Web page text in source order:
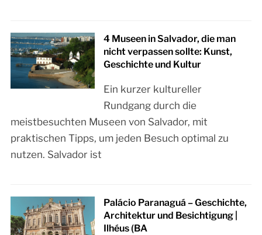
4 Museen in Salvador, die man
nicht verpassen sollte: Kunst,
Geschichte und Kultur
Ein kurzer kultureller
Rundgang durch die
meistbesuchten Museen von Salvador, mit
praktischen Tipps, um jeden Besuch optimal zu
nutzen. Salvador ist
Palácio Paranaguá – Geschichte,
Architektur und Besichtigung |
Ilhéus (BA